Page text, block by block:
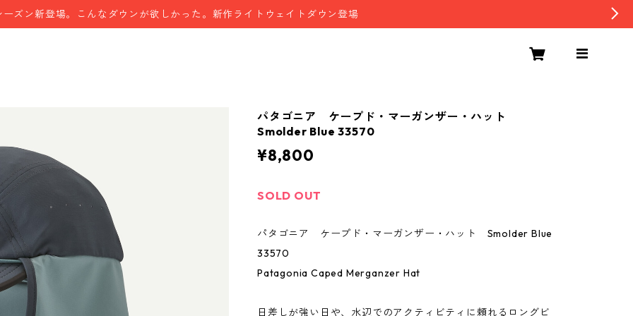
ーズン新登場。こんなダウンが欲しかった。新作ライトウェイトダウン登場
パタゴニア ケープド・マーガンザー・ハット
Smolder Blue 33570
¥8,800
SOLD OUT
パタゴニア ケープド・マーガンザー・ハット Smolder Blue
33570
Patagonia Caped Merganzer Hat
日差しが強い日や、水辺でのアクティビティに頼れるロングビ